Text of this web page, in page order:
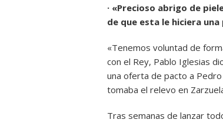
· «Precioso abrigo de
de que esta le hiciera
«Tenemos voluntad de
con el Rey, Pablo Iglesias
una oferta de pacto a
tomaba el relevo en
Tras semanas de lanzar